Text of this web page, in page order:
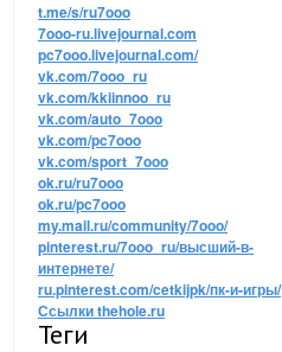
t.me/s/ru7ooo
7ooo-ru.livejournal.com
pc7ooo.livejournal.com/
vk.com/7ooo_ru
vk.com/kkiinnoo_ru
vk.com/auto_7ooo
vk.com/pc7ooo
vk.com/sport_7ooo
ok.ru/ru7ooo
ok.ru/pc7ooo
my.mail.ru/community/7ooo/
pinterest.ru/7ooo_ru/высший-в-
интернете/
ru.pinterest.com/cetkijpk/пк-и-игры/
Ссылки thehole.ru
Теги